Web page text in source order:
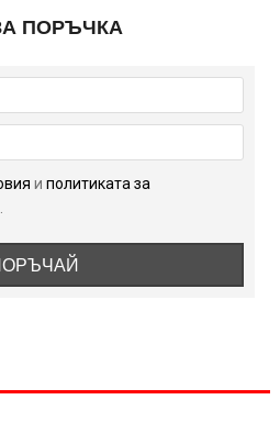
ПОРЪЧКА
иполитиката за